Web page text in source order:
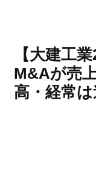
【大建工
M&Aが売
高・経常